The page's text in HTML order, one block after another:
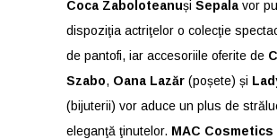
Coca Zaboloteanuși Sepala vor
dispoziţia actriţelor o colecţie
de pantofi, iar accesoriile oferite de
Szabo, Oana Lazăr (poșete) și
(bijuterii) vor aduce un plus de
eleganţă ţinutelor. MAC Cosmetics